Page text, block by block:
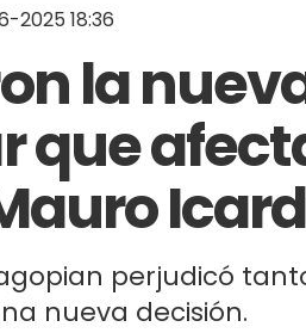
2025 18:36
la
que
perjudicó
nueva decisión.